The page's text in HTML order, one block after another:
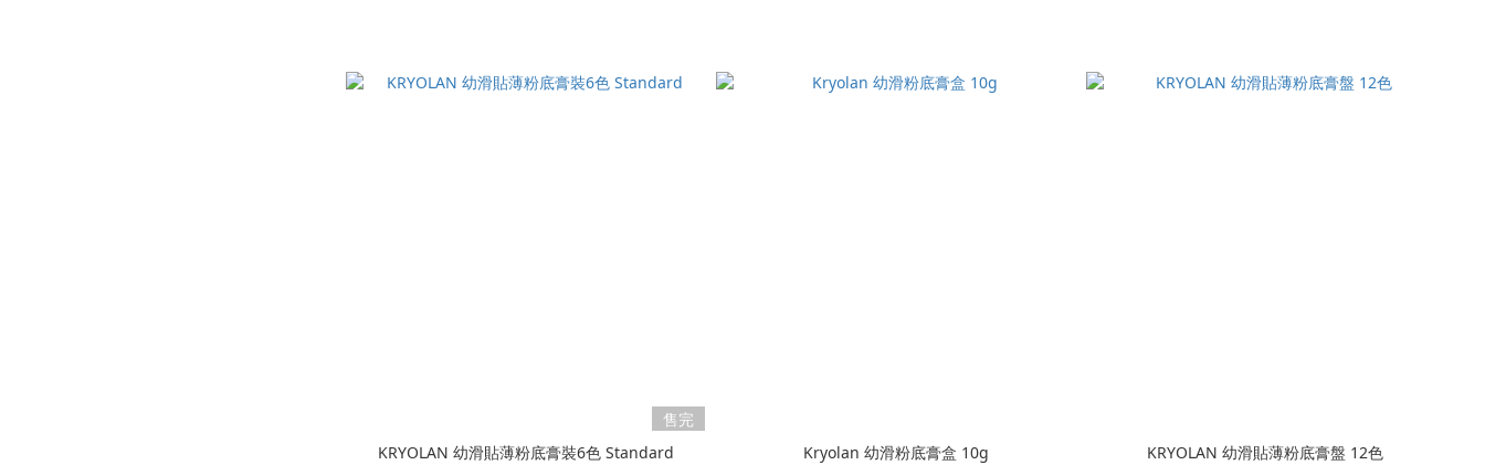
售完
KRYOLAN 幼滑貼薄粉底膏裝6色 Standard
Kryolan 幼滑粉底膏盒 10g KRYOLAN 幼滑貼薄粉底膏盤 12色